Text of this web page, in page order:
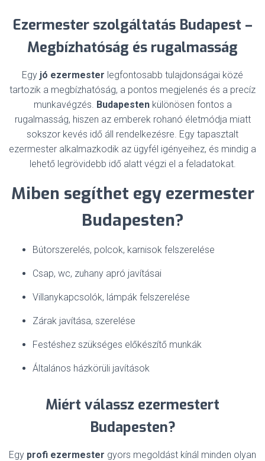
Ezermester szolgáltatás Budapest –
Megbízhatóság és rugalmasság
Egy jó ezermester legfontosabb tulajdonságai közé
tartozik a megbízhatóság, a pontos megjelenés és a precíz
munkavégzés. Budapestenkülönösen fontos a
rugalmasság, hiszen az emberek rohanó életmódja miatt
sokszor kevés idő áll rendelkezésre. Egy tapasztalt
ezermester alkalmazkodik az ügyfél igényeihez, és mindig a
lehető legrövidebb idő alatt végzi el a feladatokat.
Miben segíthet egy ezermester
Budapesten?
Bútorszerelés, polcok, karnisok felszerelése
Csap, wc, zuhany apró javításai
Villanykapcsolók, lámpák felszerelése
Zárak javítása, szerelése
Festéshez szükséges előkészítő munkák
Általános házkörüli javítások
Miért válassz ezermestert
Budapesten?
Egy profi ezermester gyors megoldást kínál minden olyan